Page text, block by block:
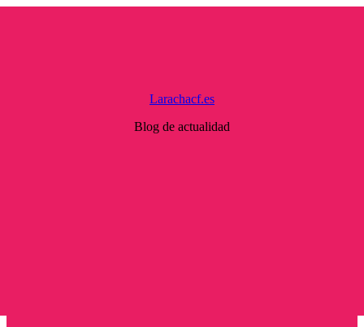
Larachacf.es
Blog de actualidad